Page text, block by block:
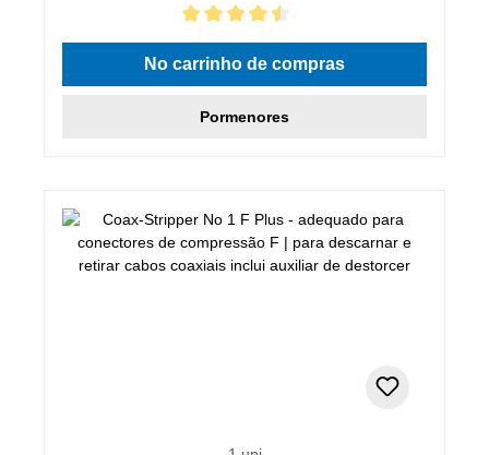
Classificação média de 4.5 de 5 estrelas
No carrinho de compras
Pormenores